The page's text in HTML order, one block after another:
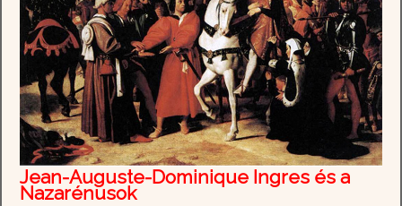
Jean-Auguste-Dominique Ingres és a
Nazarénusok